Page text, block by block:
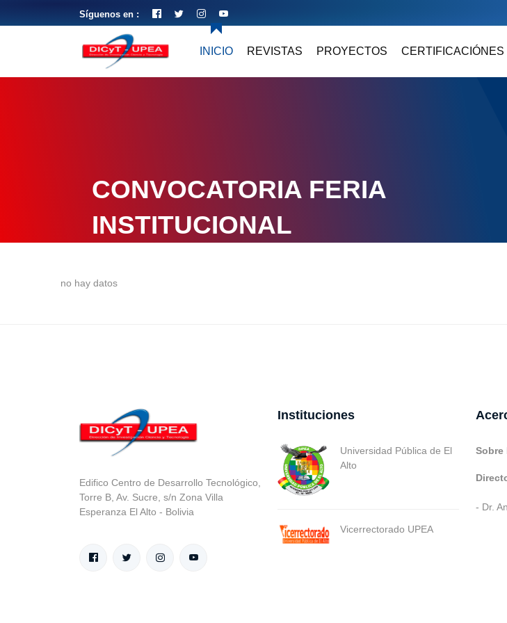
Síguenos en :
INICIO REVISTAS PROYECTOS CERTIFICACIÓNES
CONVOCATORIA FERIA
INSTITUCIONAL
no hay datos
Edifico Centro de Desarrollo Tecnológico,
Torre B, Av. Sucre, s/n Zona Villa
Esperanza El Alto - Bolivia
Instituciones
Universidad Pública de El
Alto
Vicerrectorado UPEA
Sobre
- Dr.